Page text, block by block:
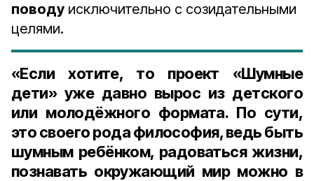
поводу исключительно с созидательными
целями.
«Если хотите, то проект «Шумные
дети» уже давно вырос из детского
или молодёжного формата. По сути,
это своего рода философия, ведь быть
шумным ребёнком, радоваться жизни,
познавать окружающий мир можно в